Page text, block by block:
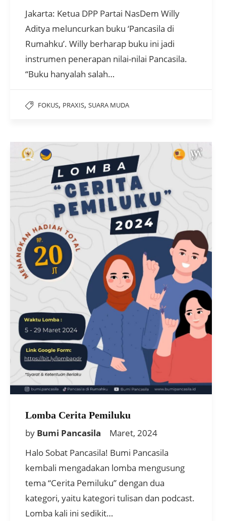
Jakarta: Ketua DPP Partai NasDem Willy
Aditya meluncurkan buku ‘Pancasila di
Rumahku’. Willy berharap buku ini jadi
instrumen penerapan nilai-nilai Pancasila.
“Buku hanyalah salah…
FOKUS, PRAXIS, SUARA MUDA
Lomba Cerita Pemiluku
by Bumi Pancasila
Maret, 2024
Halo Sobat Pancasila! Bumi Pancasila
kembali mengadakan lomba mengusung
tema “Cerita Pemiluku” dengan dua
kategori, yaitu kategori tulisan dan podcast.
Lomba kali ini sedikit…